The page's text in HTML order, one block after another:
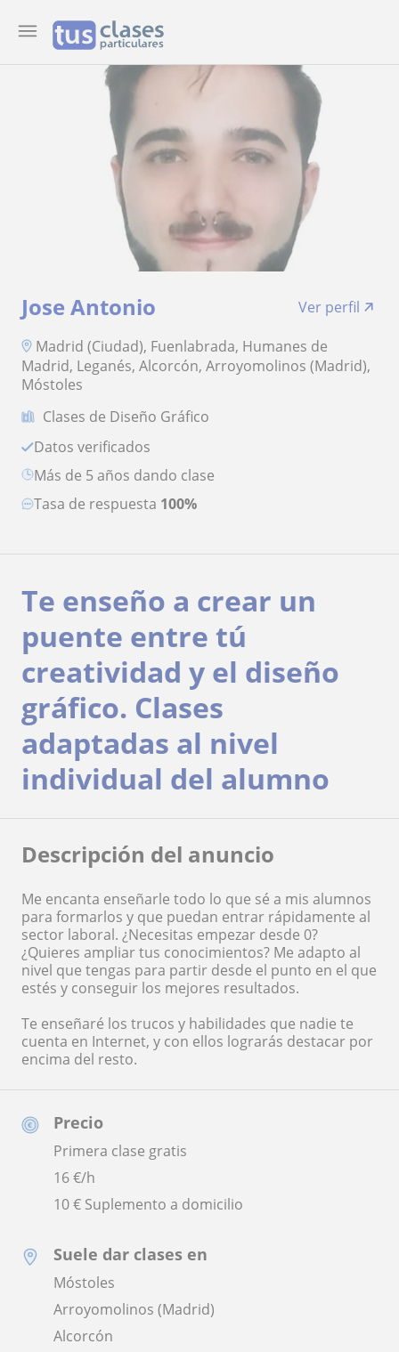
Jose Antonio
Ver perfil
Madrid (Ciudad), Fuenlabrada, Humanes de
Madrid, Leganés, Alcorcón, Arroyomolinos (Madrid),
Móstoles
Clases de Diseño Gráfico
Datos verificados
más de 5 años dando clase
Tasa de respuesta 100%
Precio
Primera clase gratis
16€/h
10 € Suplemento a domicilio
Suele dar clases en
Móstoles
Arroyomolinos (Madrid)
Alcorcón
Te enseño a crear un
puente entre tú
creatividad y el diseño
gráfico. Clases
adaptadas al nivel
individual del alumno
Descripción del anuncio
Me encanta enseñarle todo lo que sé a mis alumnos
para formarlos y que puedan entrar rápidamente al
sector laboral. ¿Necesitas empezar desde 0?
¿Quieres ampliar tus conocimientos? Me adapto al
nivel que tengas para partir desde el punto en el que
estés y conseguir los mejores resultados.
Te enseñaré los trucos y habilidades que nadie te
cuenta en Internet, y con ellos lograrás destacar por
encima del resto.